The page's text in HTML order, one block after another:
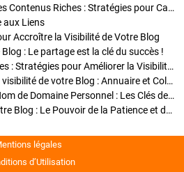
Enrichir Vos Articles avec des Contenus Riches : Stratégies pour Captiver et Optimiser
aux Liens
Accroître la Visibilité de Votre Blog
: Le partage est la clé du succès !
Optimisation SEO des Articles : Stratégies pour Améliorer la Visibilité de Votre Blog
Stratégies pour améliorer la visibilité de votre Blog : Annuaire et Collaborations
Pourquoi Investir dans un Nom de Domaine Personnel : Les Clés de la Réussite de Votre Blog
Comment Faire Émerger Votre Blog : Le Pouvoir de la Patience et de la Persévérance
légales
d’Utilisation